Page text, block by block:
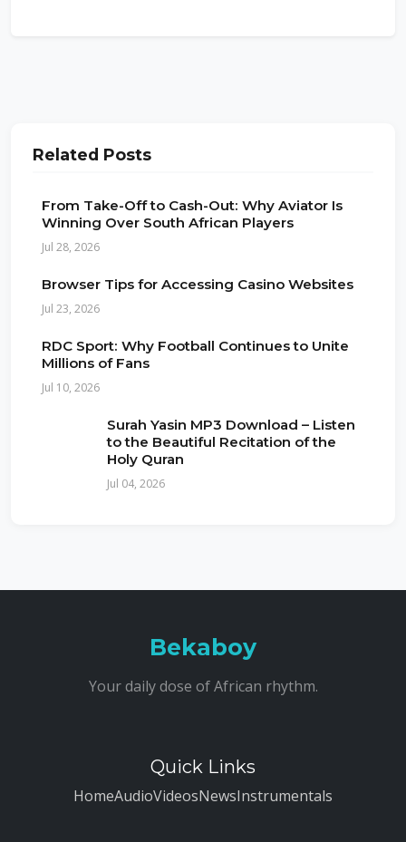
Related Posts
From Take-Off to Cash-Out: Why Aviator Is
Winning Over South African Players
Jul 28, 2026
Browser Tips for Accessing Casino Websites
Jul 23, 2026
RDC Sport: Why Football Continues to Unite
Millions of Fans
Jul 10, 2026
Surah Yasin MP3 Download – Listen
to the Beautiful Recitation of the
Holy Quran
Jul 04, 2026
Bekaboy
Your daily dose of African rhythm.
Quick Links
HomeAudioVideosNewsInstrumentals